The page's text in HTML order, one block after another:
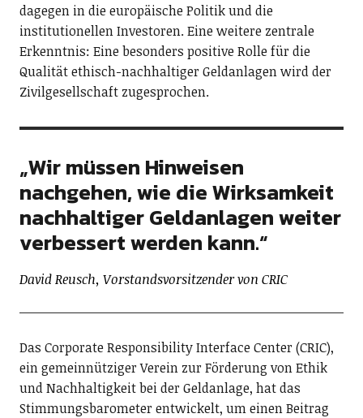
dagegen in die europäische Politik und die
institutionellen Investoren. Eine weitere zentrale
Erkenntnis: Eine besonders positive Rolle für die
Qualität ethisch-nachhaltiger Geldanlagen wird der
Zivilgesellschaft zugesprochen.
„Wir müssen Hinweisen
nachgehen, wie die Wirksamkeit
nachhaltiger Geldanlagen weiter
verbessert werden kann.“
David Reusch, Vorstandsvorsitzender von CRIC
Das Corporate Responsibility Interface Center (CRIC),
ein gemeinnütziger Verein zur Förderung von Ethik
und Nachhaltigkeit bei der Geldanlage, hat das
Stimmungsbarometer entwickelt, um einen Beitrag